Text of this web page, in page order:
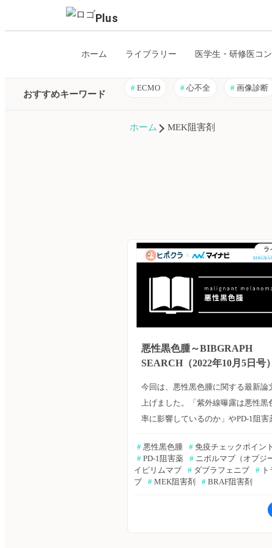
Plus
ホーム ライブラリー 医学生・研修医コ
おすすめキーワード
# ECMO # 心不全 # 画像診断
ホーム MEK阻害剤
ラ
悪性黒色腫～BIBGRAPH
SEARCH（2022年10月5日号）
今回は、悪性黒色腫に関する最新論
上げました。「紫外線曝露は悪性黒
率に影響しているのか」やPD-1阻害
関する最近の論文をまとめています
ご一読ください。（エクスメディオ
夫） 『BIBGRAPH SEARCH』では、
「Bibgraph」より、注目キーワード
# 悪性黒色腫 # 免疫チェックポイン
# PD-1阻害薬 # ニボルマブ（オプジ
イピリムマブ
# ダブラフェニブ #
ブ
# MEK阻害剤 # BRAF阻害剤